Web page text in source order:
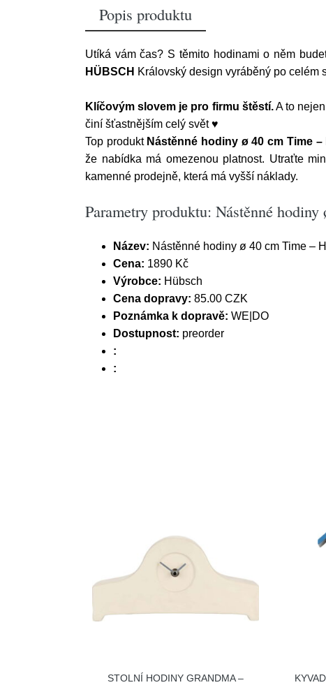
Popis produktu
Utíká vám čas? S těmito hodinami o něm
HÜBSCH Královský design vyráběný po celém
Klíčovým slovem je pro firmu štěstí.A to
činí šťastnějším celý svět ♥
Top produkt Nástěnné hodiny ø 40 cm Time –
že nabídka má omezenou platnost. Utraťte
kamenné prodejně, která má vyšší náklady.
Parametry produktu: Nástěnné
Název: Nástěnné hodiny ø 40 cm Time –
Cena: 1890 Kč
Výrobce: Hübsch
Cena dopravy: 85.00 CZK
Poznámka k dopravě: WE|DO
Dostupnost: preorder
:
:
STOLNÍ HODINY GRANDMA –